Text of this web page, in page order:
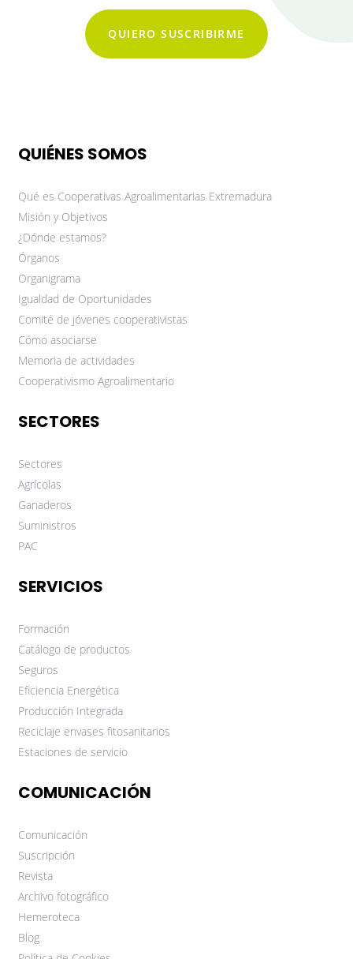
QUIERO SUSCRIBIRME
QUIÉNES SOMOS
Qué es Cooperativas Agroalimentarias Extremadura
Misión y Objetivos
¿Dónde estamos?
Órganos
Organigrama
Igualdad de Oportunidades
Comité de jóvenes cooperativistas
Cómo asociarse
Memoria de actividades
Cooperativismo Agroalimentario
SECTORES
Sectores
Agrícolas
Ganaderos
Suministros
PAC
SERVICIOS
Formación
Catálogo de productos
Seguros
Eficiencia Energética
Producción Integrada
Reciclaje envases fitosanitarios
Estaciones de servicio
COMUNICACIÓN
Comunicación
Suscripción
Revista
Archivo fotográfico
Hemeroteca
Blog